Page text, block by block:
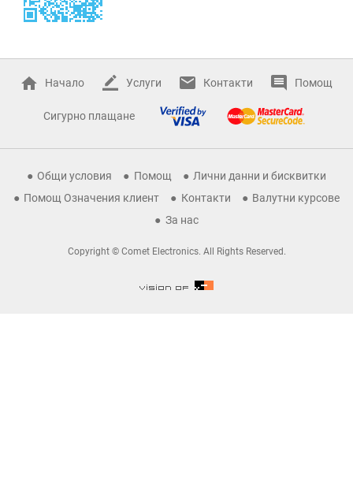
Начало Услуги Контакти Помощ
Сигурно плащане
Общи условия Помощ
Лични данни и бисквитки
Помощ Означения клиент
Контакти
Валутни курсове
За нас
Copyright © Comet Electronics. All Rights Reserved.